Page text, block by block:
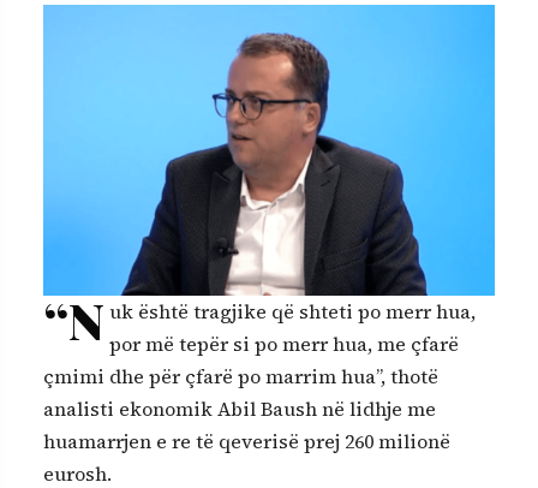
“Nuk është tragjike që shteti po merr hua,
por më tepër si po merr hua, me çfarë
çmimi dhe për çfarë po marrim hua”, thotë
analisti ekonomik Abil Baush në lidhje me
huamarrjen e re të qeverisë prej 260 milionë
eurosh.